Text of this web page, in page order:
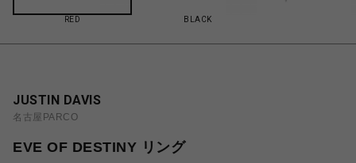
RED BLACK
JUSTIN DAVIS
名古屋PARCO
EVE OF DESTINY リング